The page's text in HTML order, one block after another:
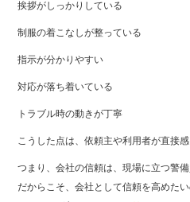
挨拶がしっかりしている
制服の着こなしが整っている
指示が分かりやすい
対応が落ち着いている
トラブル時の動きが丁寧
こうした点は、依頼主や利用者が直接感
つまり、会社の信頼は、現場に立つ警
だからこそ、会社として信頼を高めた